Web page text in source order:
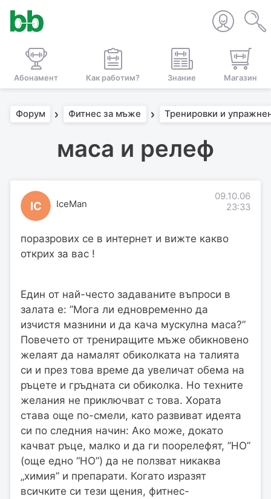
Абонамент Как работим? Знание Магазин
Форум Фитнес за мъже Тренировки и
маса и релеф
IC IceMan
09.10.06
23:33
поразрових се в интернет и вижте какво
открих за вас !
Един от най-често задаваните въпроси в
залата е: ”Мога ли едновременно да
изчистя мазнини и да кача мускулна маса?”
Повечето от трениращите мъже обикновено
желаят да намалят обиколката на талията
си и през това време да увеличат обема на
ръцете и гръдната си обиколка. Но техните
желания не приключват с това. Хората
става още по-смели, като развиват идеята
си по следния начин: Ако може, докато
качват ръце, малко и да ги поорелефят, ”НО”
(още едно “НО”) да не ползват никаква
„химия” и препарати. Когато изразят
всичките си тези щения, фитнес-